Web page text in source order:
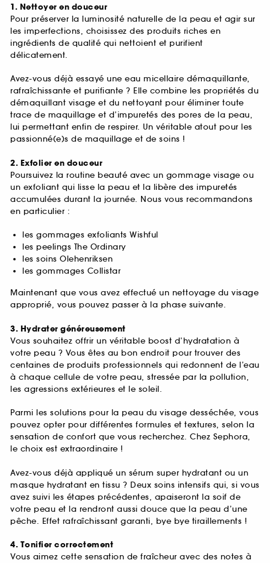
1. Nettoyer en douceur
Pour préserver la luminosité naturelle de la peau et agir sur
les imperfections, choisissez des produits riches en
ingrédients de qualité qui nettoient et purifient
délicatement.
Avez-vous déjà essayé une eau micellaire démaquillante,
rafraîchissante et purifiante ? Elle combine les propriétés du
démaquillant visage et du nettoyant pour éliminer toute
trace de maquillage et d’impuretés des pores de la peau,
lui permettant enfin de respirer. Un véritable atout pour les
passionné(e)s de maquillage et de soins !
2. Exfolier en douceur
Poursuivez la routine beauté avec un gommage visage ou
un exfoliant qui lisse la peau et la libère des impuretés
accumulées durant la journée. Nous vous recommandons
en particulier :
les gommages exfoliants Wishful
les peelings The Ordinary
les soins Olehenriksen
les gommages Collistar
Maintenant que vous avez effectué un nettoyage du visage
approprié, vous pouvez passer à la phase suivante.
3. Hydrater généreusement
Vous souhaitez offrir un véritable boost d’hydratation à
votre peau ? Vous êtes au bon endroit pour trouver des
centaines de produits professionnels qui redonnent de l’eau
à chaque cellule de votre peau, stressée par la pollution,
les agressions extérieures et le soleil.
Parmi les solutions pour la peau du visage desséchée, vous
pouvez opter pour différentes formules et textures, selon la
sensation de confort que vous recherchez. Chez Sephora,
le choix est extraordinaire !
Avez-vous déjà appliqué un sérum super hydratant ou un
masque hydratant en tissu ? Deux soins intensifs qui, si vous
avez suivi les étapes précédentes, apaiseront la soif de
votre peau et la rendront aussi douce que la peau d’une
pêche. Effet rafraîchissant garanti, bye bye tiraillements !
4. Tonifier correctement
Vous aimez cette sensation de fraîcheur avec des notes à